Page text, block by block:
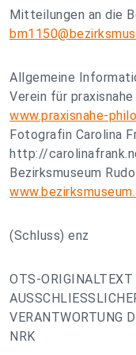
Mitteilungen an die
Allgemeine
Verein für
www.praxisnahe-
Fotografin Carolina
http://
Bezirksmuseum
(Schluss) enz
OTS-ORIGINALTEXT
VERANTWORTUNG
NRK